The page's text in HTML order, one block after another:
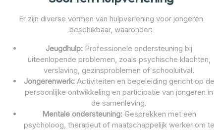
Er zijn diverse vormen van hulpverlening voor jongeren
beschikbaar, waaronder:
Jeugdhulp: Professionele ondersteuning bij
uiteenlopende problemen, zoals psychische klachten,
verslaving, gezinsproblemen of schooluitval.
Jongerenwerk:Activiteiten en begeleiding gericht op de
persoonlijke ontwikkeling en participatie van jongeren in
de samenleving.
Mentale ondersteuning:Gesprekken met een
psycholoog, therapeut of maatschappelijk werker om te